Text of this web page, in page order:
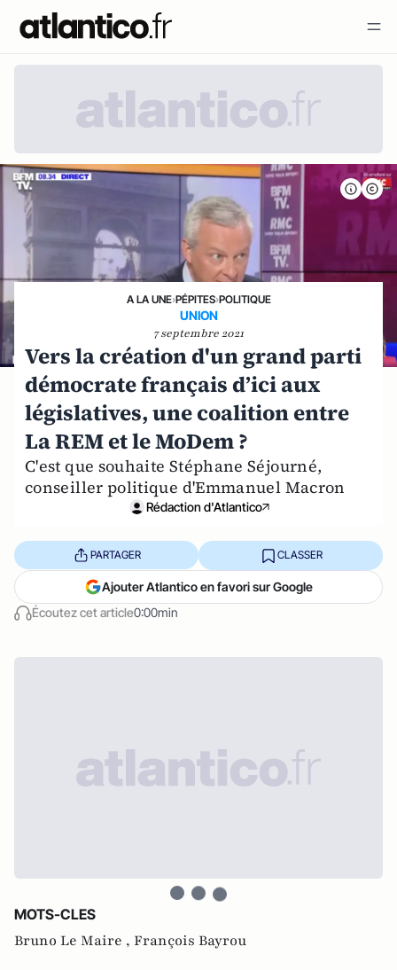
A LA UNE›PÉPITES›POLITIQUE
UNION
7 septembre 2021
Vers la création d'un grand parti
démocrate français d’ici aux
législatives, une coalition entre
La REM et le MoDem ?
C'est que souhaite Stéphane Séjourné,
conseiller politique d'Emmanuel Macron
Rédaction d'Atlantico
Écoutez cet article0:00min
PARTAGER CLASSER
Ajouter Atlantico en favori sur Google
MOTS-CLES
Bruno Le Maire , François Bayrou